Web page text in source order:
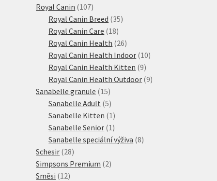
produktů
Royal Canin 107107
produktů
Royal Canin Breed 3535
Royal Canin Care 1818
produktů
Royal Canin Health 2626
produktů
Royal Canin Health Indoor 1010
Royal Canin Health Kitten 99
produktů
Royal Canin Health Outdoor 99
Sanabelle granule 1515
produktů
Sanabelle Adult 55
produktů
Sanabelle Kitten 1 1
produkt
Sanabelle Senior 1 1
produkt
Sanabelle speciální výživa 88
Schesir 2828
produktů
Simpsons Premium 22
Směsi 1212